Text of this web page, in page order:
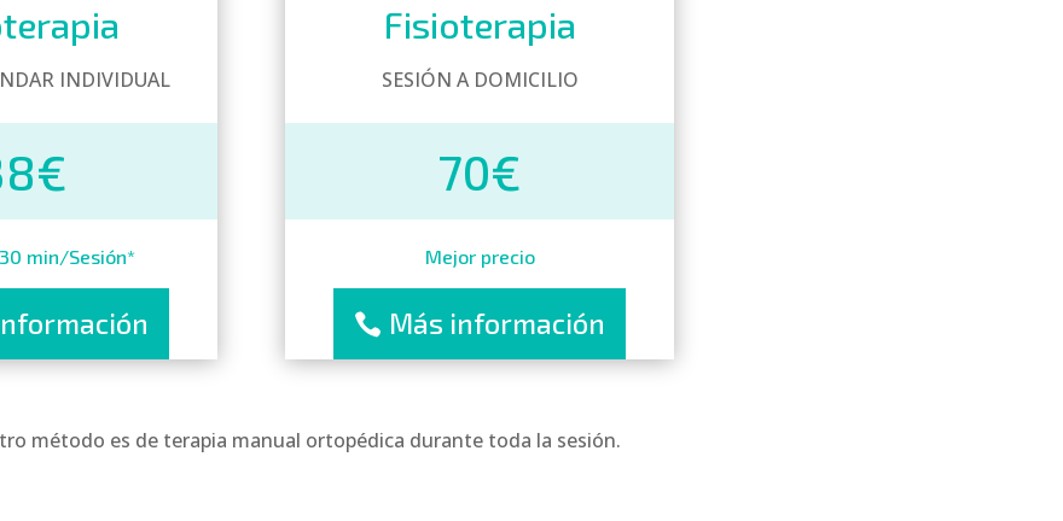
INDIVIDUAL
min/Sesión*
Fisioterapia
SESIÓN A DOMICILIO
70€
Mejor precio
Más información
método es de terapia manual ortopédica durante toda la sesión.